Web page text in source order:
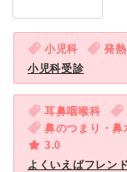
小児科 発熱
小児科受診
耳鼻咽喉科
3.0
よくいえばフレン